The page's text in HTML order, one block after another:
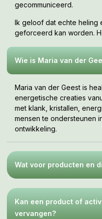
gecommuniceerd.
Ik geloof dat echte heling
geforceerd kan worden.
Wie is Maria van der
Maria van der Geest is
energetische creaties
met klank, kristallen,
mensen te ondersteunen
ontwikkeling.
Wat voor producten en
Kan een product of
vervangen?